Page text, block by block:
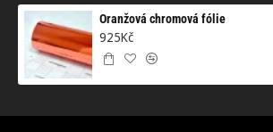
Oranžová chromová fólie
925Kč